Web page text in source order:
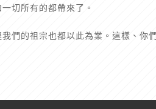
切所有的都帶來了。
們的祖宗也都以此為業。這樣、你